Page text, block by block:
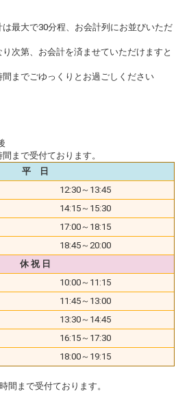
最大で30分程、お会計列にお並びいただ
次第、お会計を済ませていただけますと
までごゆっくりとお過ごしください
まで受付ております。
平 日
12:30～13:45
14:15～15:30
17:00～18:15
18:45～20:00
休 祝 日
10:00～11:15
11:45～13:00
13:30～14:45
16:15～17:30
18:00～19:15
間まで受付ております。